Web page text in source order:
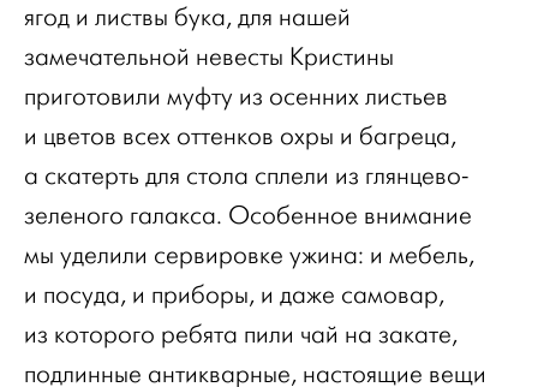
ягод и листвы бука, для нашей
замечательной невесты Кристины
приготовили муфту из осенних листьев
и цветов всех оттенков охры и багреца,
а скатерть для стола сплели из глянцево-
зеленого галакса. Особенное внимание
мы уделили сервировке ужина: и мебель,
и посуда, и приборы, и даже самовар,
из которого ребята пили чай на закате,
подлинные антикварные, настоящие вещи